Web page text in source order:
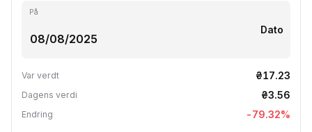
På
Dato
Var verdt ₴17.23
Dagens verdi ₴3.56
Endring -79.32%